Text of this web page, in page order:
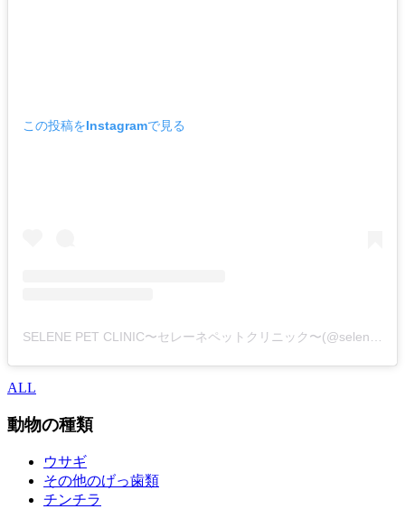
この投稿をInstagramで見る
ALL
動物の種類
ウサギ
その他のげっ歯類
チンチラ